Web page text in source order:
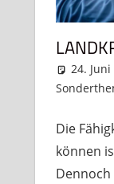
24. Juni
Die
können